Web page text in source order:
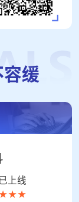
缓
上线